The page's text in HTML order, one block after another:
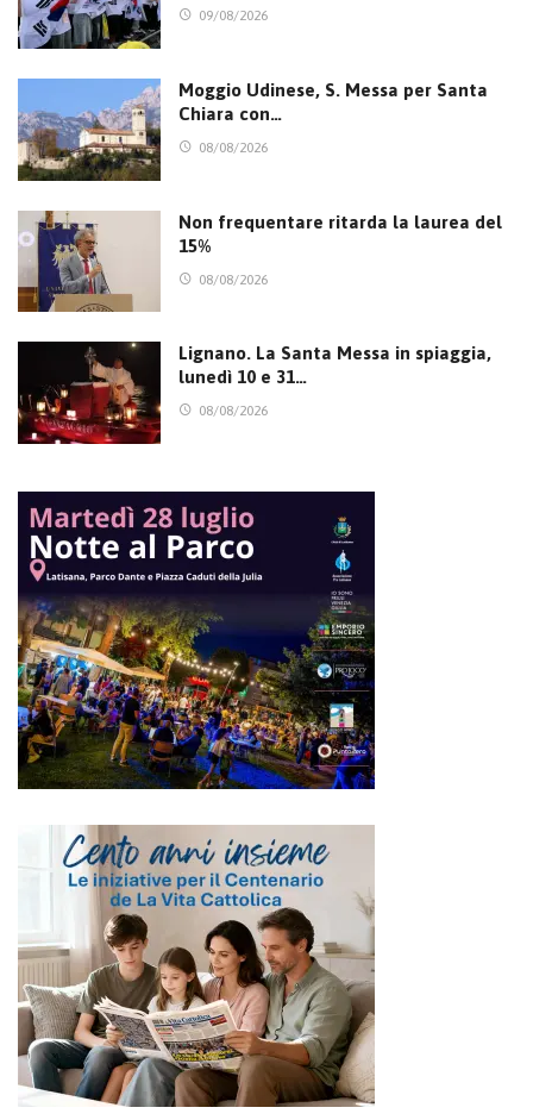
09/08/2026
Moggio Udinese, S. Messa per Santa
Chiara con…
08/08/2026
Non frequentare ritarda la laurea del
15%
08/08/2026
Lignano. La Santa Messa in spiaggia,
lunedì 10 e 31…
08/08/2026